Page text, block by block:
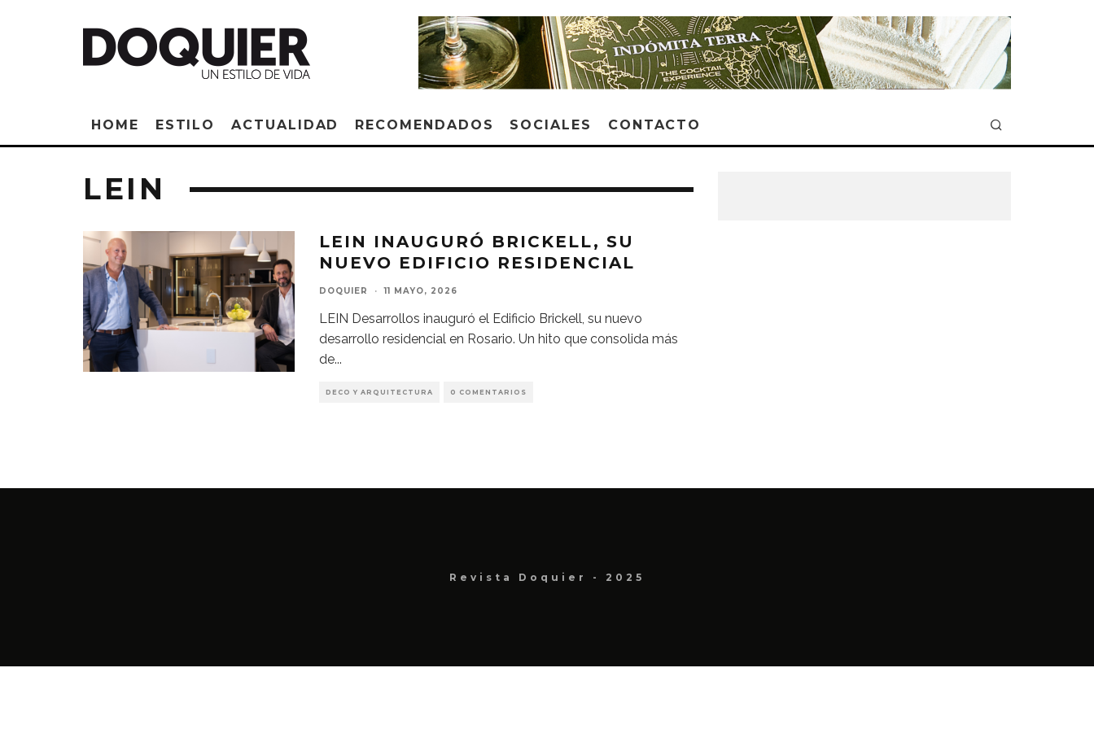
HOME ESTILO ACTUALIDAD RECOMENDADOS SOCIALES CONTACTO
LEIN
LEIN INAUGURÓ BRICKELL, SU
NUEVO EDIFICIO RESIDENCIAL
DOQUIER · 11 MAYO, 2026
LEIN Desarrollos inauguró el Edificio Brickell, su nuevo
desarrollo residencial en Rosario. Un hito que consolida más
de...
DECO Y ARQUITECTURA 0 COMENTARIOS
Revista Doquier - 2025